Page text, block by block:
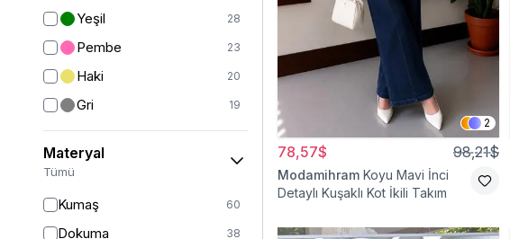
Panço
Kaban
Tam Kapalı Mayo
Yarım Kapalı Mayo
Kız Çocuk Takım
Kız Çocuk Etek
Yeşil 28
Pembe 23
Haki 20
Gri 19
Bordo 16
Mor 9
Materyal
Tümü
Kumaş 60
Dokuma 38
2
78,57$ 98,21$
Modamihram Koyu Mavi İnci
Detaylı Kuşaklı Kot İkili Takım